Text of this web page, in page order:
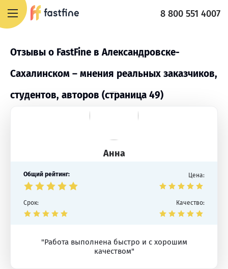
8 800 551 4007
Отзывы о FastFine в Александровске-
Сахалинском – мнения реальных заказчиков,
студентов, авторов (страница 49)
Анна
Общий рейтинг: Цена:
Срок: Качество:
"Работа выполнена быстро и с хорошим
качеством"